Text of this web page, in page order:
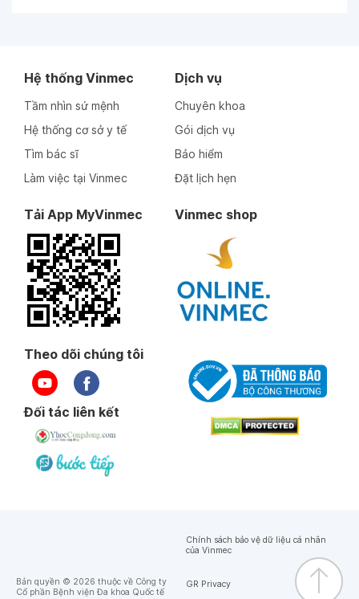
Hệ thống Vinmec
Tầm nhìn sứ mệnh
Hệ thống cơ sở y tế
Tìm bác sĩ
Làm việc tại Vinmec
Dịch vụ
Chuyên khoa
Gói dịch vụ
Bảo hiểm
Đặt lịch hẹn
Tải App MyVinmec Vinmec shop
Theo dõi chúng tôi
Đối tác liên kết
Bản quyền © 2026 thuộc về Công ty
Cổ phần Bệnh viện Đa khoa Quốc tế
Chính sách bảo vệ dữ liệu cá nhân
của Vinmec
GR Privacy